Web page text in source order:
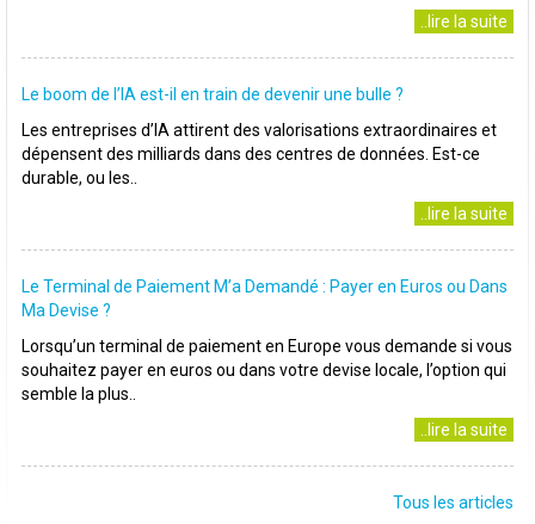
..lire la suite
Le boom de l’IA est-il en train de devenir une bulle ?
Les entreprises d’IA attirent des valorisations extraordinaires et
dépensent des milliards dans des centres de données. Est-ce
durable, ou les..
..lire la suite
Le Terminal de Paiement M’a Demandé : Payer en Euros ou Dans
Ma Devise ?
Lorsqu’un terminal de paiement en Europe vous demande si vous
souhaitez payer en euros ou dans votre devise locale, l’option qui
semble la plus..
..lire la suite
Tous les articles